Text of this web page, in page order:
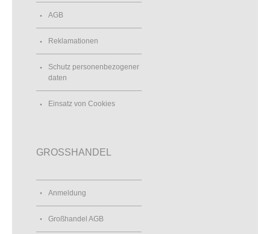
AGB
Reklamationen
Schutz personenbezogener
daten
Einsatz von Cookies
GROSSHANDEL
Anmeldung
Großhandel AGB